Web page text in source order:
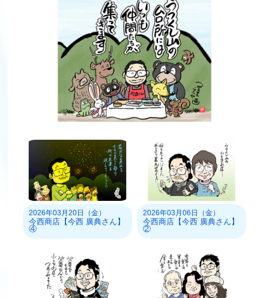
2026年03月20日（金）
今西商店【今西 廣典さん】
④
2026年03月06日（金）
今西商店【今西 廣典さん】
②